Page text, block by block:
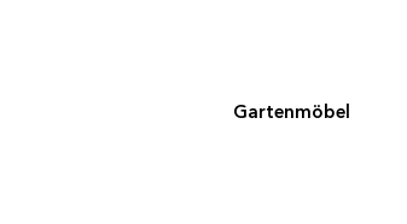
Gartenmöbel